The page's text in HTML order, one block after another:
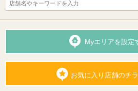
Myエリアを設定
お気に入り店舗のチ